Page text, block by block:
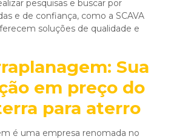
pesquisas e buscar por
e de confiança, como a SCAVA
soluções de qualidade e
Sua
em preço do
para aterro
é uma empresa renomada no